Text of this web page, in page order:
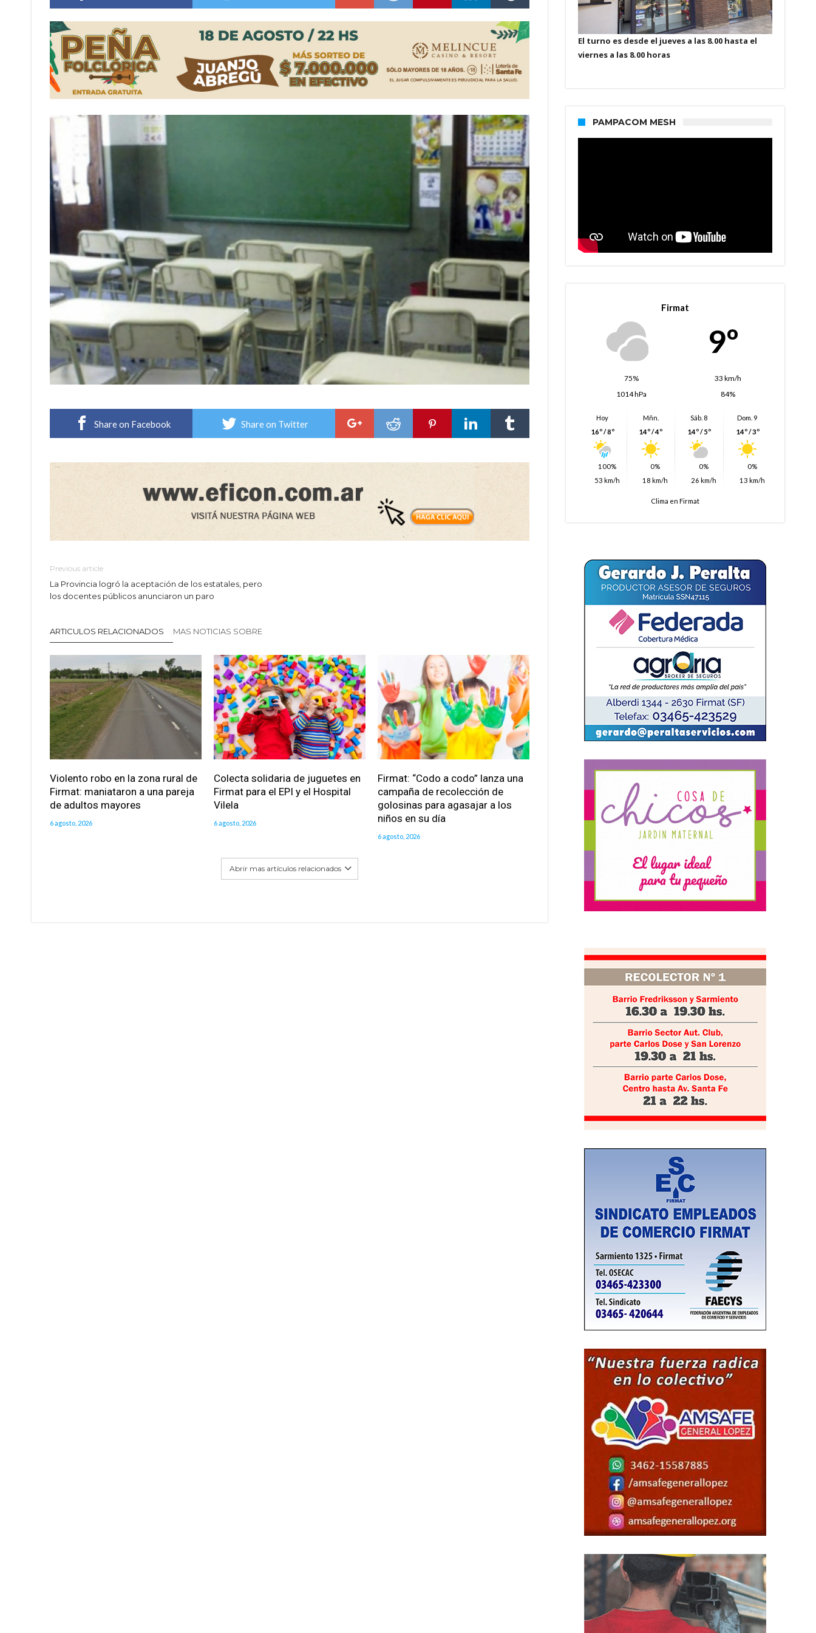
Elortondo: avanza el plan de pavimentación con la licitación de cinco nuevas cuadras
Share on Facebook Share on Twitter
Previous article
La Provincia logró la aceptación de los estatales, pero
los docentes públicos anunciaron un paro
ARTICULOS RELACIONADOS MAS NOTICIAS SOBRE
Violento robo en la zona rural de
Firmat: maniataron a una pareja
de adultos mayores
6 agosto, 2026
Colecta solidaria de juguetes en
Firmat para el EPI y el Hospital
Vilela
6 agosto, 2026
Firmat: “Codo a codo” lanza una
campaña de recolección de
golosinas para agasajar a los
niños en su día
6 agosto, 2026
Abrir mas artículos relacionados
El turno es desde el jueves a las 8.00 hasta el
viernes a las 8.00 horas
PAMPACOM MESH
Firmat
9º
75%
33 km/h
1014 hPa
84%
Hoy
16º / 8º
100%
53 km/h
Mñn.
14º / 4º
0%
18 km/h
Sáb. 8
14º / 5º
0%
26 km/h
Dom. 9
14º / 3º
0%
13 km/h
Clima en Firmat